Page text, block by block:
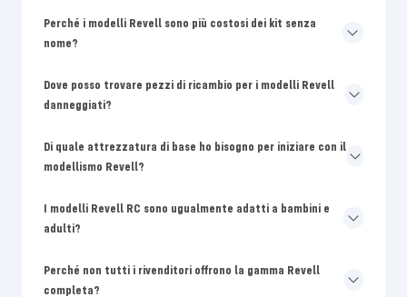
Perché i modelli Revell sono più costosi dei kit senza
nome?
Dove posso trovare pezzi di ricambio per i modelli Revell
danneggiati?
Di quale attrezzatura di base ho bisogno per iniziare con il
modellismo Revell?
I modelli Revell RC sono ugualmente adatti a bambini e
adulti?
Perché non tutti i rivenditori offrono la gamma Revell
completa?